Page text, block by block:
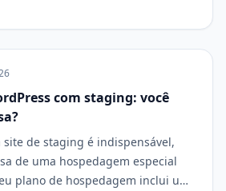
com staging: você
site de staging é indispensável,
de uma hospedagem especial
plano de hospedagem inclui um